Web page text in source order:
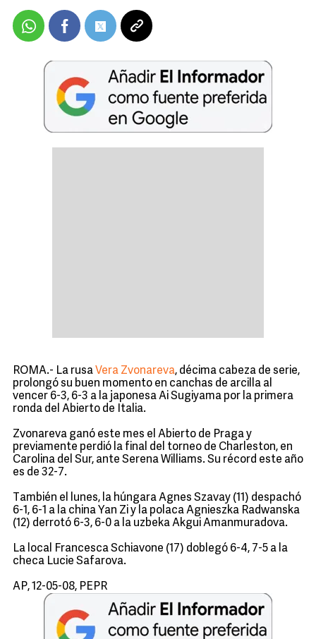
ROMA.- La rusa Vera Zvonareva, décima cabeza de serie,
prolongó su buen momento en canchas de arcilla al
vencer 6-3, 6-3 a la japonesa Ai Sugiyama por la primera
ronda del Abierto de Italia.
Zvonareva ganó este mes el Abierto de Praga y
previamente perdió la final del torneo de Charleston, en
Carolina del Sur, ante Serena Williams. Su récord este año
es de 32-7.
También el lunes, la húngara Agnes Szavay (11) despachó
6-1, 6-1 a la china Yan Zi y la polaca Agnieszka Radwanska
(12) derrotó 6-3, 6-0 a la uzbeka Akgui Amanmuradova.
La local Francesca Schiavone (17) doblegó 6-4, 7-5 a la
checa Lucie Safarova.
AP, 12-05-08, PEPR